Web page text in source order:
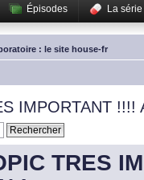
Épisodes La série
: le site house-fr
IMPORTANT !!!!
TRES